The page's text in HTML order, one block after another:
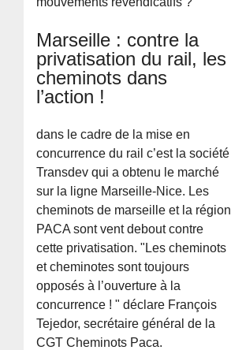
Marseille : contre la
privatisation du rail, les
cheminots dans
l’action !
dans le cadre de la mise en
concurrence du rail c’est la société
Transdev qui a obtenu le marché
sur la ligne Marseille-Nice. Les
cheminots de marseille et la région
PACA sont vent debout contre
cette privatisation. "Les cheminots
et cheminotes sont toujours
opposés à l’ouverture à la
concurrence ! " déclare François
Tejedor, secrétaire général de la
CGT Cheminots Paca.